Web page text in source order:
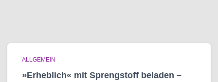
ALLGEMEIN
»Erheblich« mit Sprengstoff beladen –